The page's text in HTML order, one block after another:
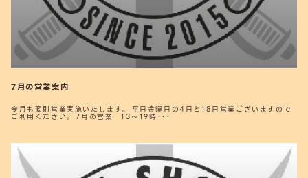
7月の営業案内
今月も変則営業実施いたします。 平日金曜日の4日と18日営業ございますので
ご利用ください。 7月の営業 13～19時･･･